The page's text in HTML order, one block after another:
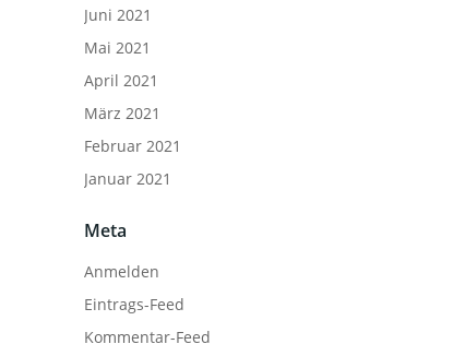
Juni 2021
Mai 2021
April 2021
März 2021
Februar 2021
Januar 2021
Meta
Anmelden
Eintrags-Feed
Kommentar-Feed